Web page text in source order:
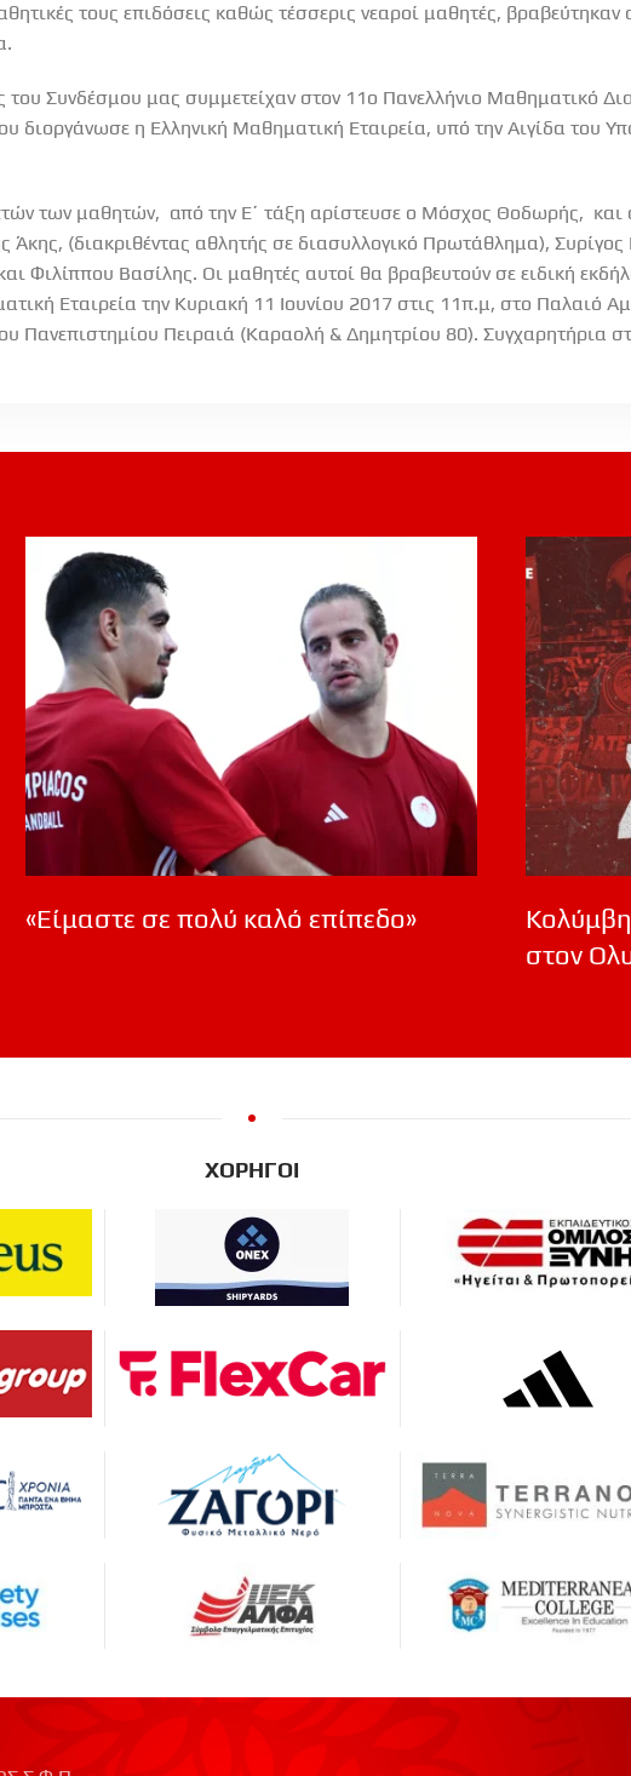
τους επιδόσεις καθώς τέσσερις νεαροί μαθητές, βραβεύτηκαν
του Συνδέσμου μας συμμετείχαν στον 11ο Πανελλήνιο Μαθηματικό
διοργάνωσε η Ελληνική Μαθηματική Εταιρεία, υπό την Αιγίδα του
των μαθητών, από την Ε΄ τάξη αρίστευσε ο Μόσχος Θοδωρής, και
Άκης, (διακριθέντας αθλητής σε διασυλλογικό Πρωτάθλημα), Συρίγος
Φιλίππου Βασίλης. Οι μαθητές αυτοί θα βραβευτούν σε ειδική
Εταιρεία την Κυριακή 11 Ιουνίου 2017 στις 11π.μ, στο Παλαιό
Πανεπιστημίου Πειραιά (Καραολή & Δημητρίου 80). Συγχαρητήρια
«Είμαστε σε πολύ καλό επίπεδο»
στον
ΧΟΡΗΓΟΙ